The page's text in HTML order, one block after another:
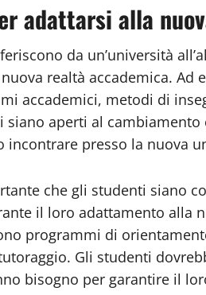
adattarsi alla
da un’università
realtà accademica.
accademici, metodi di
siano aperti al
incontrare presso la nuova
che gli studenti siano
il loro adattamento alla
programmi di
Gli studenti
bisogno per garantire il